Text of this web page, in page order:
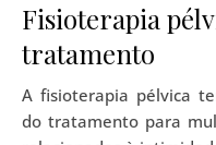
Fisioterapia
tratamento
A fisioterapia pélvica
do tratamento para